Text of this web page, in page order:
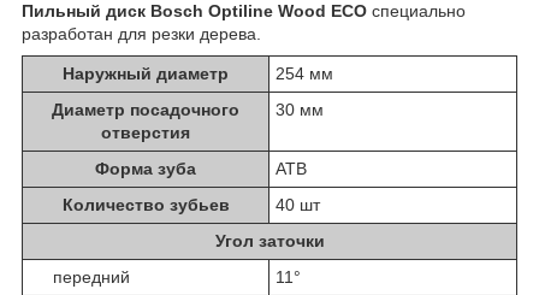
Пильный диск Bosch Optiline Wood ECO специально
разработан для резки дерева.
Наружный диаметр
254 мм
Диаметр посадочного
отверстия
30 мм
Форма зуба
ATB
Количество зубьев
40 шт
Угол заточки
передний
11°